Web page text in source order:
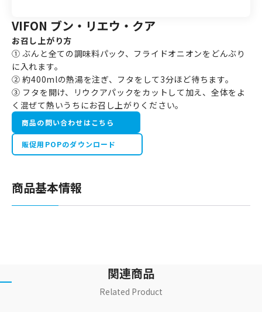
VIFON ブン・リエウ・クア
お召し上がり方
① ぶんと全ての調味料パック、フライドオニオンをどんぶり
に入れます。
② 約400mlの熱湯を注ぎ、フタをして3分ほど待ちます。
③ フタを開け、リウクアパックをカットして加え、全体をよ
く混ぜて熱いうちにお召し上がりください。
商品の問い合わせはこちら
販促用POPのダウンロード
商品基本情報
関連商品
Related Product